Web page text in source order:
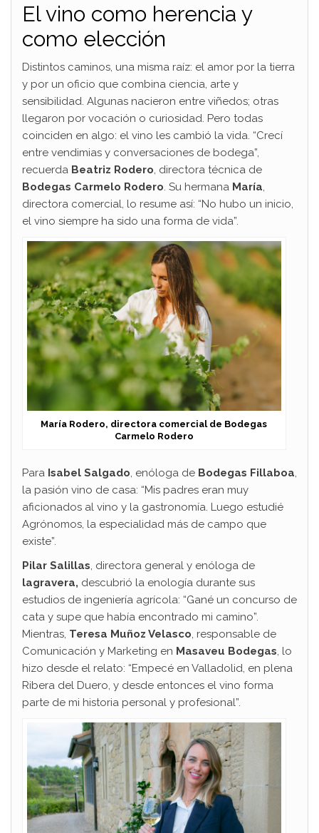
El vino como herencia y
como elección
Distintos caminos, una misma raíz: el amor por la tierra
y por un oficio que combina ciencia, arte y
sensibilidad. Algunas nacieron entre viñedos; otras
llegaron por vocación o curiosidad. Pero todas
coinciden en algo: el vino les cambió la vida. “Crecí
entre vendimias y conversaciones de bodega”,
recuerda Beatriz Rodero, directora técnica de
Bodegas Carmelo Rodero. Su hermana María,
directora comercial, lo resume así: “No hubo un inicio,
el vino siempre ha sido una forma de vida”.
María Rodero, directora comercial de Bodegas
Carmelo Rodero
Para Isabel Salgado, enóloga de Bodegas Fillaboa,
la pasión vino de casa: “Mis padres eran muy
aficionados al vino y la gastronomía. Luego estudié
Agrónomos, la especialidad más de campo que
existe”.
Pilar Salillas, directora general y enóloga de
lagravera, descubrió la enología durante sus
estudios de ingeniería agrícola: “Gané un concurso de
cata y supe que había encontrado mi camino”.
Mientras, Teresa Muñoz Velasco, responsable de
Comunicación y Marketing en Masaveu Bodegas, lo
hizo desde el relato: “Empecé en Valladolid, en plena
Ribera del Duero, y desde entonces el vino forma
parte de mi historia personal y profesional”.